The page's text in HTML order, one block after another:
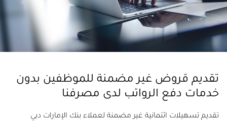
تقديم قروض غير مضمنة للموظفين بدون
خدمات دفع الرواتب لدى مصرفنا
تقديم تسهيلات ائتمانية غير مضمنة لعملاء بنك الإمارات دبي